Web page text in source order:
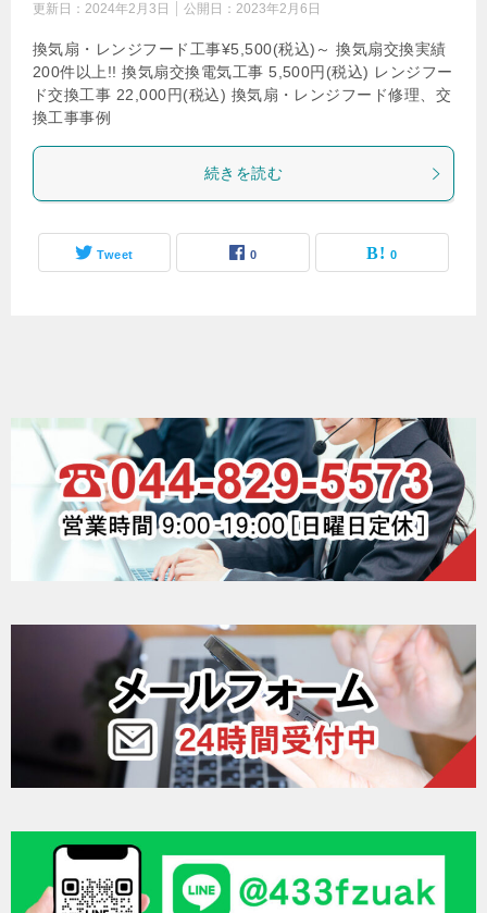
更新日： 2024年2月3日 公開日： 2023年2月6日
換気扇・レンジフード工事¥5,500(税込)～ 換気扇交換実績
200件以上!! 換気扇交換電気工事 5,500円(税込) レンジフー
ド交換工事 22,000円(税込) 換気扇・レンジフード修理、交
換工事事例
続きを読む
Tweet 0 0